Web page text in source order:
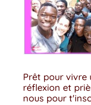
Prêt pour vivre
réflexion et
nous pour